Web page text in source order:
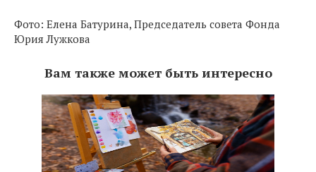
Фото: Елена Батурина, Председатель совета Фонда
Юрия Лужкова
Вам также может быть интересно